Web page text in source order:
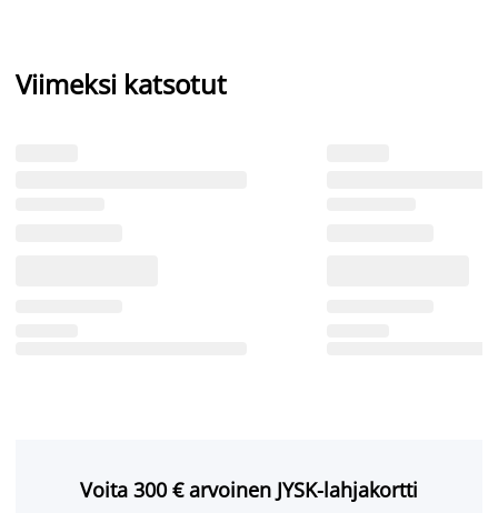
Viimeksi katsotut
Voita 300 € arvoinen JYSK-lahjakortti